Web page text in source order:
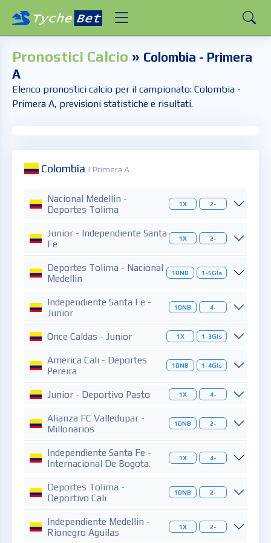
Pronostici Calcio » Colombia - Primera
A
Elenco pronostici calcio per il campionato: Colombia -
Primera A, previsioni statistiche e risultati.
Colombia | Primera A
Nacional Medellin -
Deportes Tolima
1X 2-
Junior - Independiente Santa
Fe
1X 2-
Deportes Tolima - Nacional
Medellin
1DNB 1-5Gls
Independiente Santa Fe -
Junior
1DNB 4-
Once Caldas - Junior 1X 1-3Gls
America Cali - Deportes
Pereira
1DNB 1-4Gls
Junior - Deportivo Pasto 1X 4-
Alianza FC Valledupar -
Millonarios
1DNB 2-
Independiente Santa Fe -
Internacional De Bogota.
1X 4-
Deportes Tolima -
Deportivo Cali
1DNB 2-
Independiente Medellin -
Rionegro Aguilas
1X 2-